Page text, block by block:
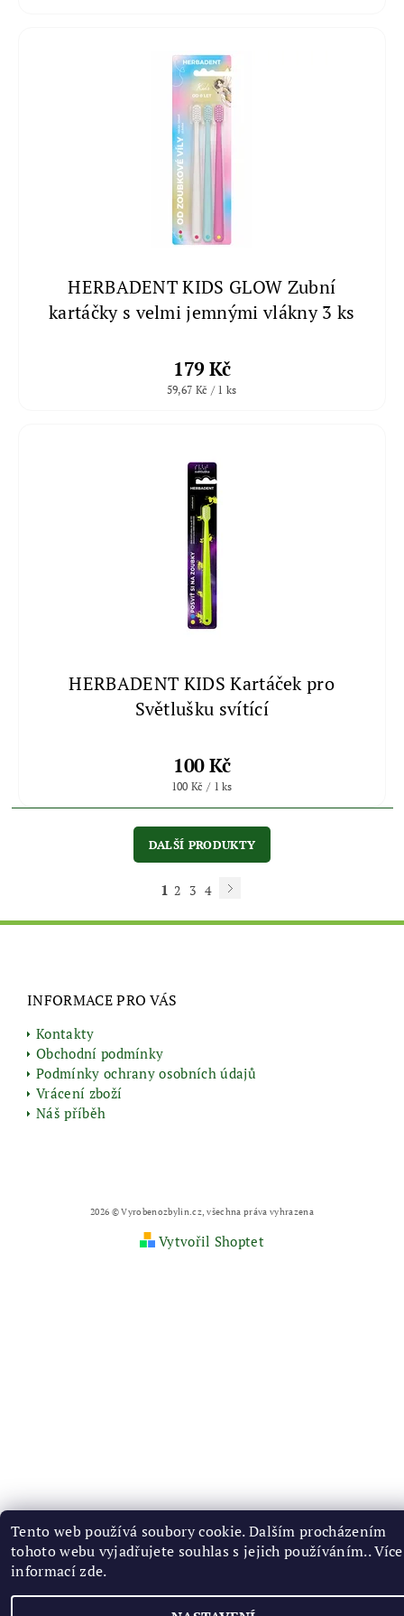
HERBADENT KIDS GLOW Zubní
kartáčky s velmi jemnými vlákny 3 ks
179 Kč
59,67 Kč / 1 ks
HERBADENT KIDS Kartáček pro
Světlušku svítící
100 Kč
100 Kč / 1 ks
DALŠÍ PRODUKTY
1 2 3 4
INFORMACE PRO VÁS
Kontakty
Obchodní podmínky
Podmínky ochrany osobních údajů
Vrácení zboží
Náš příběh
2026 © Vyrobenozbylin.cz, všechna práva vyhrazena
Vytvořil Shoptet
Tento web používá soubory cookie. Dalším procházením
tohoto webu vyjadřujete souhlas s jejich používáním.. Více
informacízde.